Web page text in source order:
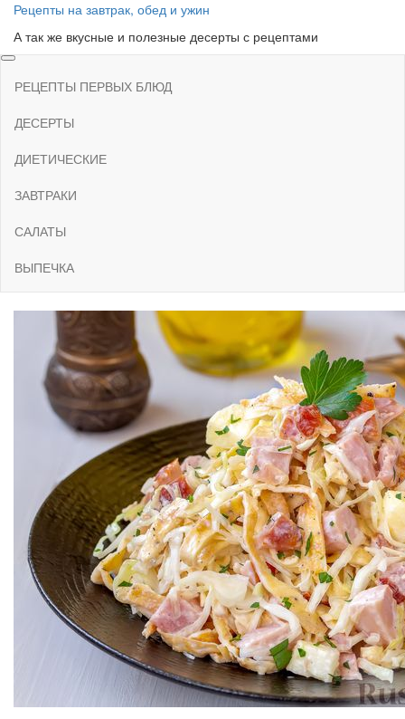
Skip
the
content
Рецепты на завтрак, обед и ужин
А так же вкусные и полезные десерты с рецептами
РЕЦЕПТЫ ПЕРВЫХ БЛЮД
ДЕСЕРТЫ
ДИЕТИЧЕСКИЕ
ЗАВТРАКИ
САЛАТЫ
ВЫПЕЧКА